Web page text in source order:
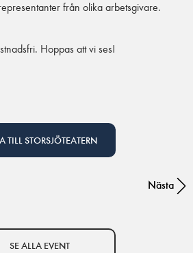
från olika arbetsgivare.
Hoppas att vi ses!
TILL STORSJÖTEATERN
Nästa
SE ALLA EVENT